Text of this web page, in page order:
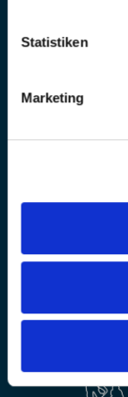
Statistiken
Marketing